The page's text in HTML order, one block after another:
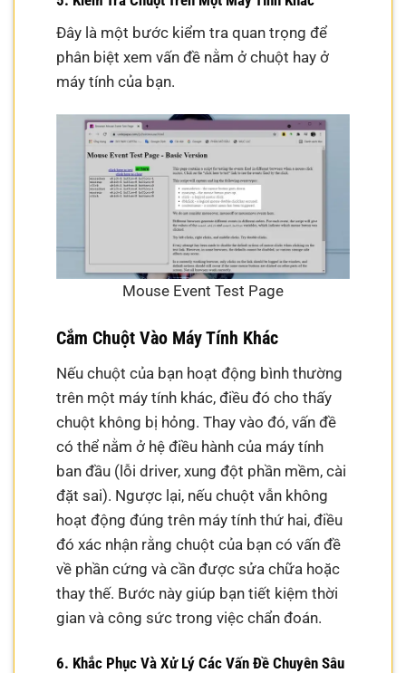
Đây là một bước kiểm tra quan trọng để
phân biệt xem vấn đề nằm ở chuột hay ở
máy tính của bạn.
Mouse Event Test Page
Cắm Chuột Vào Máy Tính Khác
Nếu chuột của bạn hoạt động bình thường
trên một máy tính khác, điều đó cho thấy
chuột không bị hỏng. Thay vào đó, vấn đề
có thể nằm ở hệ điều hành của máy tính
ban đầu (lỗi driver, xung đột phần mềm, cài
đặt sai). Ngược lại, nếu chuột vẫn không
hoạt động đúng trên máy tính thứ hai, điều
đó xác nhận rằng chuột của bạn có vấn đề
về phần cứng và cần được sửa chữa hoặc
thay thế. Bước này giúp bạn tiết kiệm thời
gian và công sức trong việc chẩn đoán.
6. Khắc Phục Và Xử Lý Các Vấn Đề Chuyên Sâu